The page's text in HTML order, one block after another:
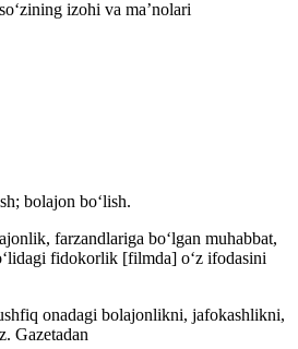
so‘zining izohi va ma’nolari
bolajon boʻlish.
farzandlariga boʻlgan muhabbat,
fidokorlik [filmda] oʻz ifodasini
onadagi bolajonlikni, jafokashlikni,
Gazetadan